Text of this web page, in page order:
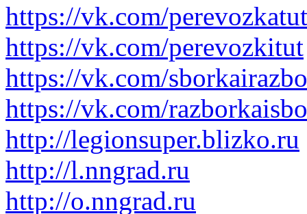
https://vk.com/perevozkatut
https://vk.com/perevozkitut
https://vk.com/
https://vk.com/
http://legionsuper.blizko.ru
http://l.nngrad.ru
http://o.nngrad.ru